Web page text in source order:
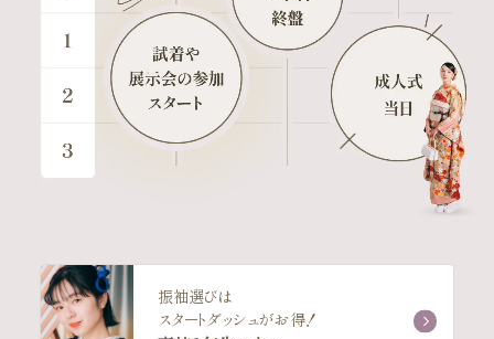
振袖選びは
スタートダッシュがお得！